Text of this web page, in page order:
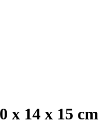
x 14 x 15 cm